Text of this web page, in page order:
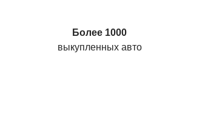
Более 1000
выкупленных авто